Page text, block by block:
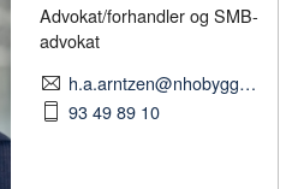
Advokat/forhandler og SMB-
advokat
h.a.arntzen@nhobyggenaringen.no
93 49 89 10